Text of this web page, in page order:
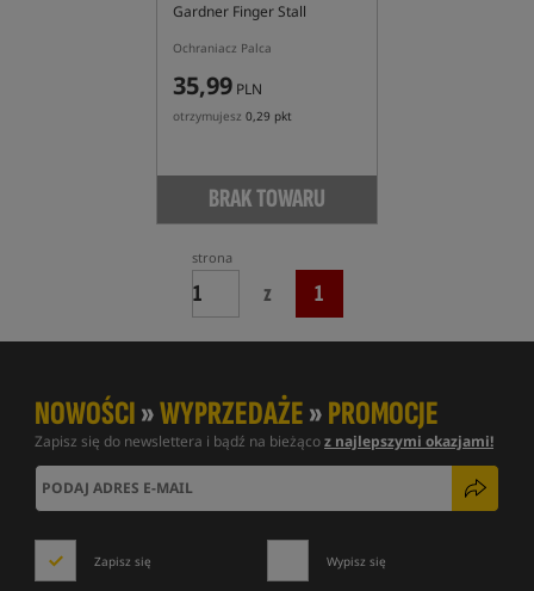
Gardner Finger Stall
Ochraniacz Palca
35,99 PLN
otrzymujesz 0,29 pkt
BRAK TOWARU
strona
z 1
NOWOŚCI»WYPRZEDAŻE»PROMOCJE
Zapisz się do newslettera i bądź na bieżącoz najlepszymi okazjami!
Zapisz się Wypisz się